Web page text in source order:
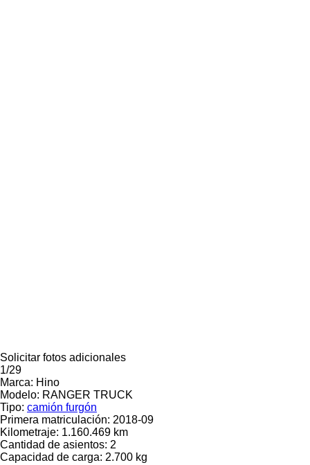
Solicitar fotos adicionales
1/29
Marca: Hino
Modelo: RANGER TRUCK
Tipo: camión furgón
Primera matriculación: 2018-09
Kilometraje: 1.160.469 km
Cantidad de asientos: 2
Capacidad de carga: 2.700 kg